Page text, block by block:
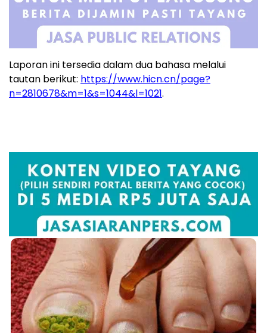
Laporan ini tersedia dalam dua bahasa melalui
tautan berikut: https://www.hicn.cn/page?
n=2810678&m=1&s=1044&l=1021.